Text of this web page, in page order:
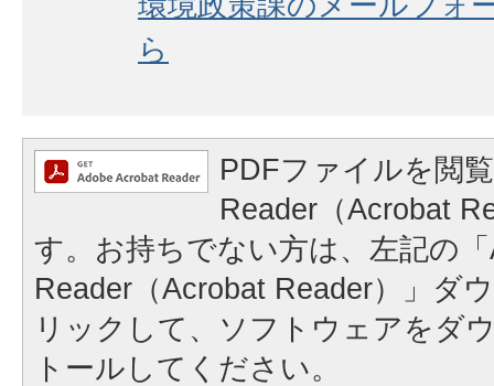
ら
PDFファイルを閲
Reader（Acrobat
す。お持ちでない方は、左記の
Reader（Acrobat Reader）」ダ
リックして、ソフトウェアをダ
トールしてください。